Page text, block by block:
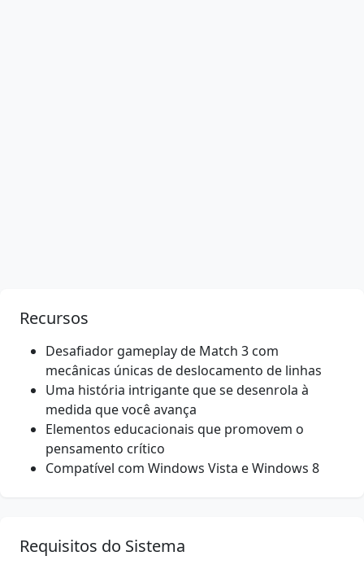
Recursos
Desafiador gameplay de Match 3 com
mecânicas únicas de deslocamento de linhas
Uma história intrigante que se desenrola à
medida que você avança
Elementos educacionais que promovem o
pensamento crítico
Compatível com Windows Vista e Windows 8
Requisitos do Sistema